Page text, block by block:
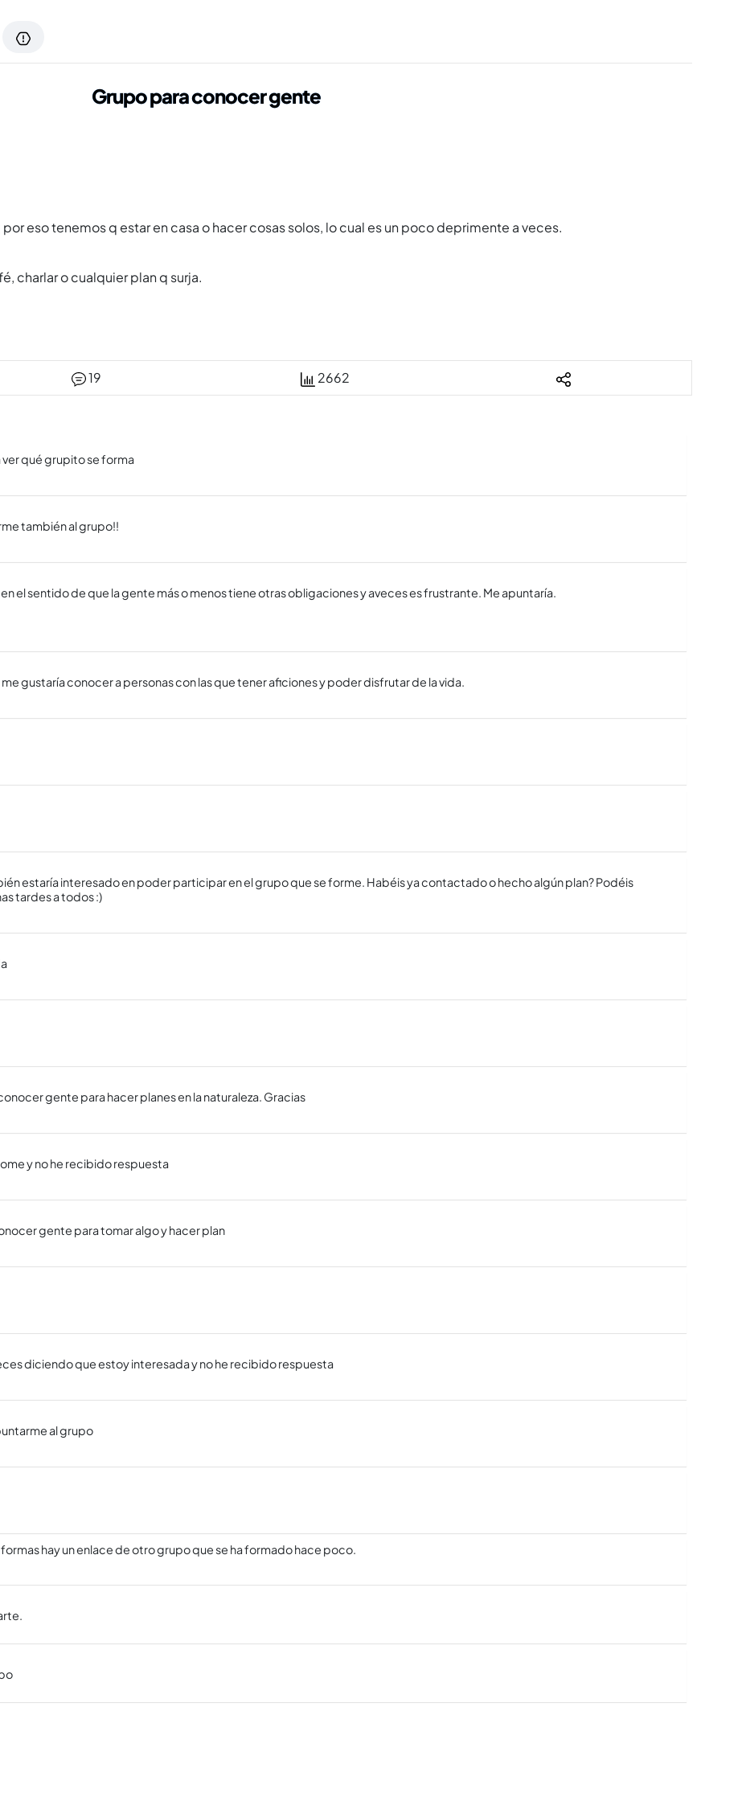
Grupo para conocer gente
eso tenemos q estar en casa o hacer cosas solos, lo cual es un poco deprimente a veces.
charlar o cualquier plan q surja.
19 2662
qué grupito se forma
también al grupo!!
el sentido de que la gente más o menos tiene otras obligaciones y aveces es frustrante. Me apuntaría.
gustaría conocer a personas con las que tener aficiones y poder disfrutar de la vida.
estaría interesado en poder participar en el grupo que se forme. Habéis ya contactado o hecho algún plan? Podéis
tardes a todos :)
gente para hacer planes en la naturaleza. Gracias
y no he recibido respuesta
gente para tomar algo y hacer plan
diciendo que estoy interesada y no he recibido respuesta
al grupo
hay un enlace de otro grupo que se ha formado hace poco.